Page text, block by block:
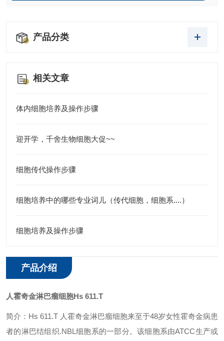
产品分类
相关文章
体内细胞培养及操作步骤
迎开学，千舍生物细胞大促~~
细胞传代操作步骤
细胞培养中的哪些专业词儿（传代细胞，细胞系....）
细胞培养及操作步骤
产品介绍
人霍奇金淋巴瘤细胞Hs 611.T
简介： Hs 611.T 人霍奇金淋巴瘤细胞来至于48岁女性霍奇金病患
者的淋巴结组织.NBL细胞系的一部分。该细胞系由ATCC生产或